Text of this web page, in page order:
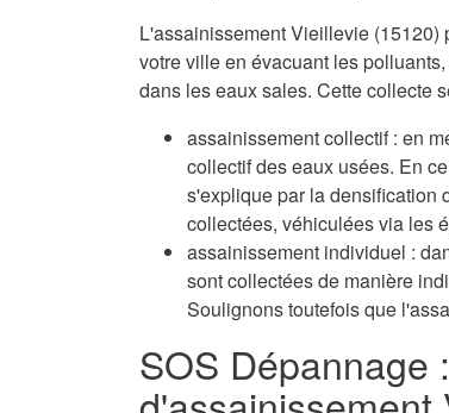
L'assainissement Vieillevie (15120)
votre ville en évacuant les
dans les eaux sales. Cette collecte
assainissement collectif : en
collectif des eaux usées. En
s'explique par la densification
collectées, véhiculées via les
assainissement individuel :
sont collectées de manière
Soulignons toutefois que
SOS Dépannage